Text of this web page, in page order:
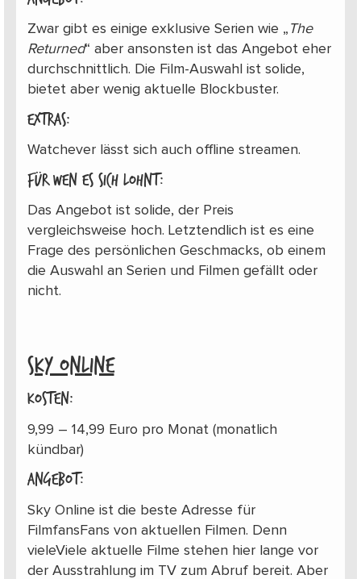
Zwar gibt es einige exklusive Serien wie „ The
Returned“ aber ansonsten ist das Angebot eher
durchschnittlich. Die Film-Auswahl ist solide,
bietet aber wenig aktuelle Blockbuster.
Extras:
Watchever lässt sich auch offline streamen.
Für wen es sich lohnt:
Das Angebot ist solide, der Preis
vergleichsweise hoch. Letztendlich ist es eine
Frage des persönlichen Geschmacks, ob einem
die Auswahl an Serien und Filmen gefällt oder
nicht.
SKY ONLINE
Kosten:
9,99 – 14,99 Euro pro Monat (monatlich
kündbar)
Angebot:
Sky Online ist die beste Adresse für
FilmfansFans von aktuellen Filmen. Denn
vieleViele aktuelle Filme stehen hier lange vor
der Ausstrahlung im TV zum Abruf bereit. Aber